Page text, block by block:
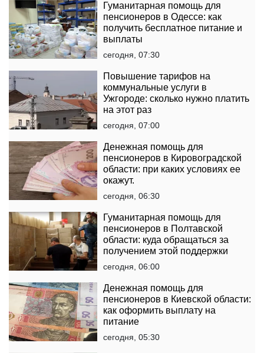
Гуманитарная помощь для
пенсионеров в Одессе: как
получить бесплатное питание и
выплаты
сегодня, 07:30
Повышение тарифов на
коммунальные услуги в
Ужгороде: сколько нужно платить
на этот раз
сегодня, 07:00
Денежная помощь для
пенсионеров в Кировоградской
области: при каких условиях ее
окажут.
сегодня, 06:30
Гуманитарная помощь для
пенсионеров в Полтавской
области: куда обращаться за
получением этой поддержки
сегодня, 06:00
Денежная помощь для
пенсионеров в Киевской области:
как оформить выплату на
питание
сегодня, 05:30